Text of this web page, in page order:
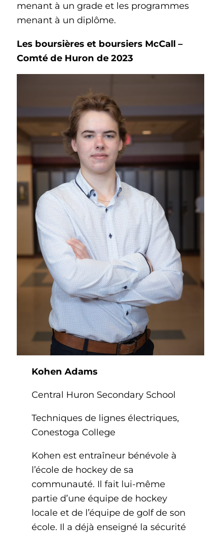
menant à un grade et les programmes
menant à un diplôme.
Les boursières et boursiers McCall –
Comté de Huron de 2023
Kohen Adams
Central Huron Secondary School
Techniques de lignes électriques,
Conestoga College
Kohen est entraîneur bénévole à
l’école de hockey de sa
communauté. Il fait lui-même
partie d’une équipe de hockey
locale et de l’équipe de golf de son
école. Il a déjà enseigné la sécurité